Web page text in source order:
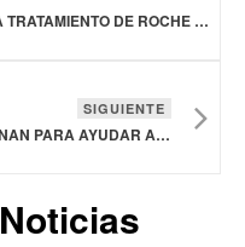
COMISIÓN EUROPEA APRUEBA TRATAMIENTO DE ROCHE PARA LA OCLUSIÓN DE LA VENA RETINIANA
SIGUIENTE
EXSCIENTIA Y RECURSION SE FUSIONAN PARA AYUDAR A DESARROLLAR NUEVOS FÁRMACOS
Noticias